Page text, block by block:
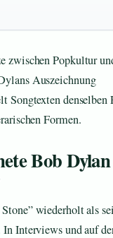
zwischen Popkultur
Auszeichnung
Songtexten denselben
Formen.
Bob
wiederholt als
Interviews und auf